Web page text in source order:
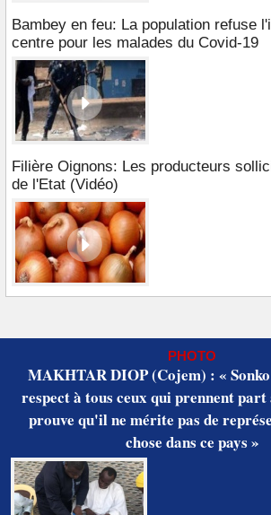
Bambey en feu: La population refuse
centre pour les malades du Covid-19
Filière Oignons: Les producteurs
de l'Etat (Vidéo)
PHOTO
MAKHTAR DIOP (Cojem) : « Sonko
respect à tous ceux qui prennent
prouve qu'il ne mérite pas de
chose dans ce pays »